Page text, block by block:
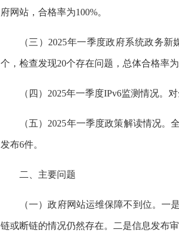
府网站，合格率为100%。
（三）2025年一季度政府系统政务
个，检查发现20个存在问题，总体合格率为
（四）2025年一季度IPv6监测情况。
（五）2025年一季度政策解读情况
发布6件。
二、主要问题
（一）政府网站运维保障不到位。
链或断链的情况仍然存在。二是信息发布